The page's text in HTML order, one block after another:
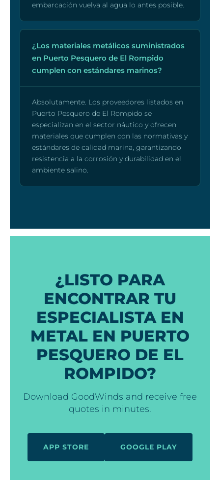
embarcación vuelva al agua lo antes posible.
¿Los materiales metálicos suministrados
en Puerto Pesquero de El Rompido
cumplen con estándares marinos?
Absolutamente. Los proveedores listados en
Puerto Pesquero de El Rompido se
especializan en el sector náutico y ofrecen
materiales que cumplen con las normativas y
estándares de calidad marina, garantizando
resistencia a la corrosión y durabilidad en el
ambiente salino.
¿LISTO PARA
ENCONTRAR TU
ESPECIALISTA EN
METAL EN PUERTO
PESQUERO DE EL
ROMPIDO?
Download GoodWinds and receive free
quotes in minutes.
APP STORE GOOGLE PLAY